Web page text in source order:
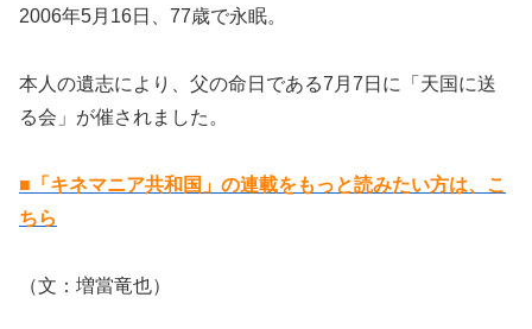
2006年5月16日、77歳で永眠。
本人の遺志により、父の命日である7月7日に「天国に送
る会」が催されました。
■「キネマニア共和国」の連載をもっと読みたい方は、こ
ちら
（文：増當竜也）